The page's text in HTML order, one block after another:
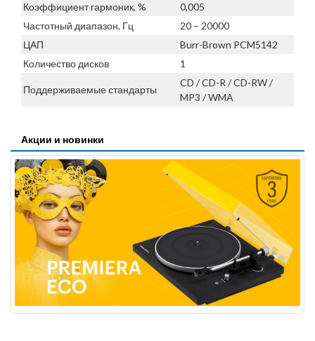
Коэффициент гармоник, %
0,005
Частотный диапазон, Гц
20 – 20000
ЦАП
Burr-Brown PCM5142
Количество дисков
1
Поддерживаемые стандарты
CD / CD-R / CD-RW /
MP3 / WMA
Акции и новинки